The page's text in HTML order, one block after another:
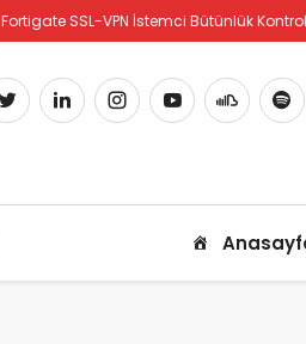
Fortigate SSL-VPN İstemci Bütünlük